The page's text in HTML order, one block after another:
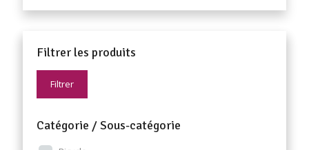
Filtrer les produits
Filtrer
Catégorie / Sous-catégorie